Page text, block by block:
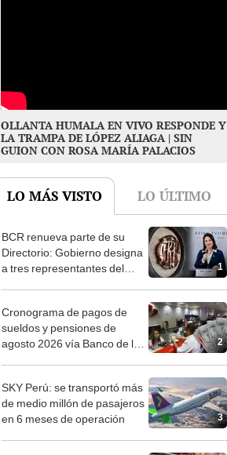
OLLANTA HUMALA EN VIVO RESPONDE Y
LA TRAMPA DE LÓPEZ ALIAGA | SIN
GUION CON ROSA MARÍA PALACIOS
LO MÁS VISTO LO ÚLTIMO
1
BCR renueva parte de su
Directorio: Gobierno designa
a tres representantes del
2
Cronograma de pagos de
sueldos y pensiones de
agosto 2026 vía Banco de la
3
SKY Perú: se transportó más
de medio millón de pasajeros
en 6 meses de operación